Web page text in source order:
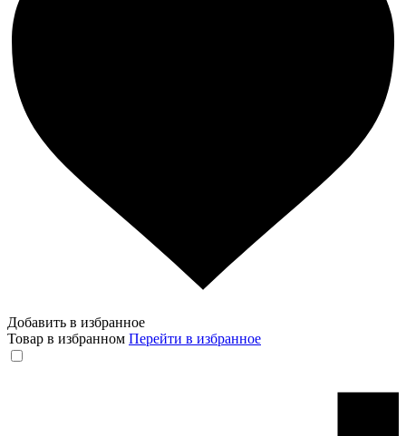
Добавить в избранное
Товар в избранном Перейти в избранное